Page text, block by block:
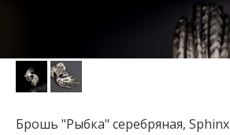
Брошь "Рыбка" серебряная, Sphinx